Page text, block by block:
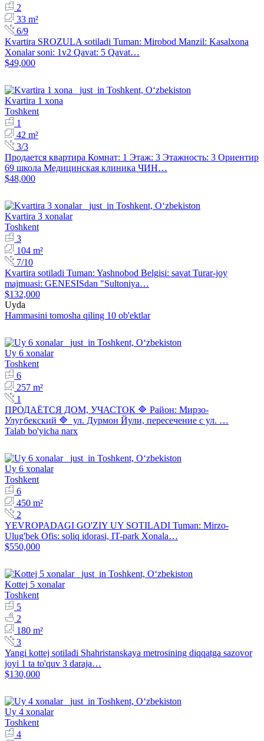
2
33 m²
6/9
Kvartira SROZULA sotiladi Tuman: Mirobod Manzil: Kasalxona
Xonalar soni: 1v2 Qavat: 5 Qavat…
$49,000
Kvartira 1 xona
Toshkent
1
42 m²
3/3
Продается квартира Комнат: 1 Этаж: 3 Этажность: 3 Ориентир
69 школа Медицинская клиника ЧИН…
$48,000
Kvartira 3 xonalar
Toshkent
3
104 m²
7/10
Kvartira sotiladi Tuman: Yashnobod Belgisi: savat Turar-joy
majmuasi: GENESISdan "Sultoniya…
$132,000
Uyda
Hammasini tomosha qiling 10 ob'ektlar
Uy 6 xonalar
Toshkent
6
257 m²
1
ПРОДАЁТСЯ ДОМ, УЧАСТОК 🔷 Район: Мирзо-
Улугбекский 🔷 ул. Дурмон Йули, пересечение с ул. …
Talab bo'yicha narx
Uy 6 xonalar
Toshkent
6
450 m²
2
YEVROPADAGI GO'ZIY UY SOTILADI Tuman: Mirzo-
Ulug'bek Ofis: soliq idorasi, IT-park Xonala…
$550,000
Kottej 5 xonalar
Toshkent
5
2
180 m²
3
Yangi kottej sotiladi Shahristanskaya metrosining diqqatga sazovor
joyi 1 ta to'quv 3 daraja…
$130,000
Uy 4 xonalar
Toshkent
4